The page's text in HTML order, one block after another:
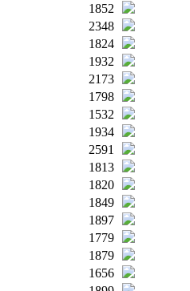
1852
2348
1824
1932
2173
1798
1532
1934
2591
1813
1820
1849
1897
1779
1879
1656